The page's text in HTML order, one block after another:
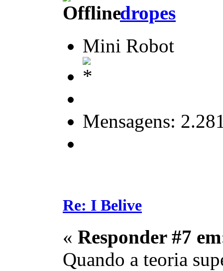
dropes
Mini Robot
Mensagens:
Re: I Belive
« Responder #7
Quando a teoria